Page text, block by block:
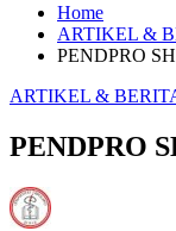
Home
ARTIKEL &
PENDPRO
ARTIKEL &
PENDPRO